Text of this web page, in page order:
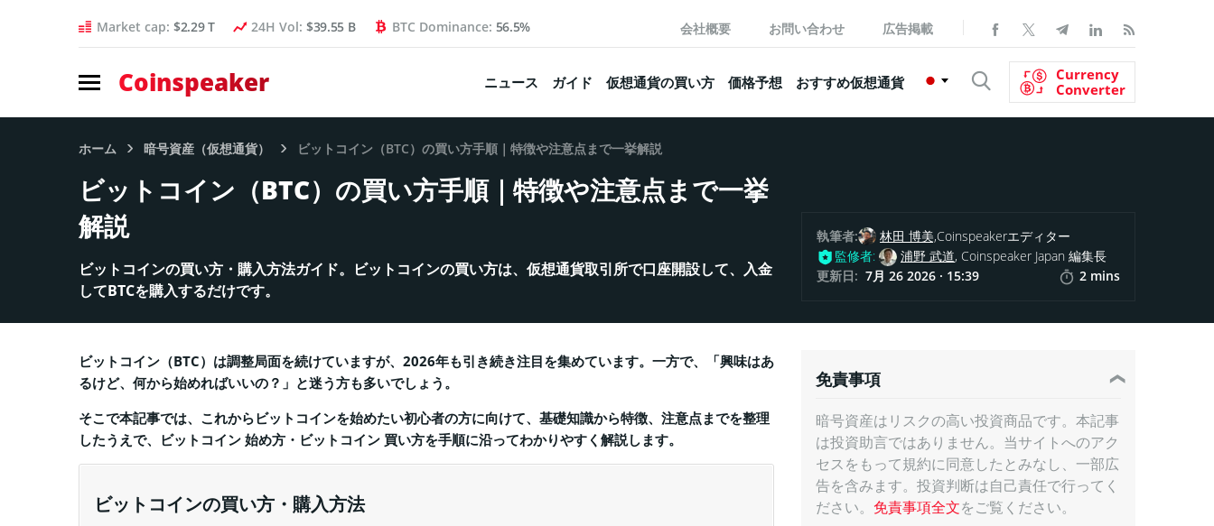
Market cap: $2.29 T 24H Vol: $39.55 B BTC Dominance: 56.5% 会社概要 お問い合わせ 広告掲載
Coinspeaker ニュース ガイド 仮想通貨の買い方 価格予想 おすすめ仮想通貨
Currency
Converter
ホーム 暗号資産（仮想通貨） ビットコイン（BTC）の買い方手順｜特徴や注意点まで一挙解説
ビットコイン（BTC）の買い方手順｜特徴や注意点まで一挙
解説
ビットコインの買い方・購入方法ガイド。ビットコインの買い方は、仮想通貨取引所で口座開設して、入金
してBTCを購入するだけです。
執筆者: 林田 博美,Coinspeakerエディター
監修者:
浦野 武道, Coinspeaker Japan 編集長
更新日: 7月 26 2026 · 15:39 2 mins
ビットコイン（BTC）は調整局面を続けていますが、2026年も引き続き注目を集めています。一方で、「興味はあ
るけど、何から始めればいいの？」と迷う方も多いでしょう。
そこで本記事では、これからビットコインを始めたい初心者の方に向けて、基礎知識から特徴、注意点までを整理
したうえで、ビットコイン 始め方・ビットコイン 買い方を手順に沿ってわかりやすく解説します。
ビットコインの買い方・購入方法
免責事項
暗号資産はリスクの高い投資商品です。本記事
は投資助言ではありません。当サイトへのアク
セスをもって規約に同意したとみなし、一部広
告を含みます。投資判断は自己責任で行ってく
ださい。 免責事項全文をご覧ください。